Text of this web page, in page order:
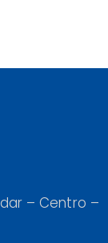
– Centro –